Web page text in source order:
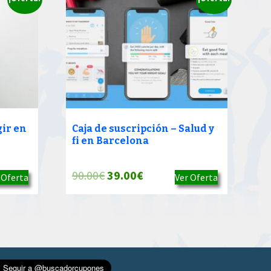
en
Oferta
Caja de suscripción – Salud y
fi en Barcelona
90.00€El
90.00€.
39.00€El
precio
39.00€.
Ver Oferta